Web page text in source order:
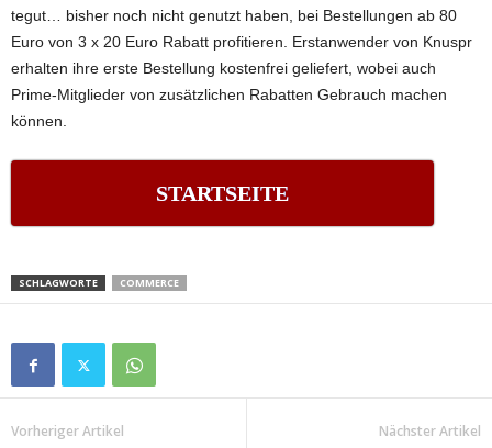
tegut… bisher noch nicht genutzt haben, bei Bestellungen ab 80
Euro von 3 x 20 Euro Rabatt profitieren. Erstanwender von Knuspr
erhalten ihre erste Bestellung kostenfrei geliefert, wobei auch
Prime-Mitglieder von zusätzlichen Rabatten Gebrauch machen
können.
STARTSEITE
SCHLAGWORTE COMMERCE
Vorheriger Artikel Nächster Artikel